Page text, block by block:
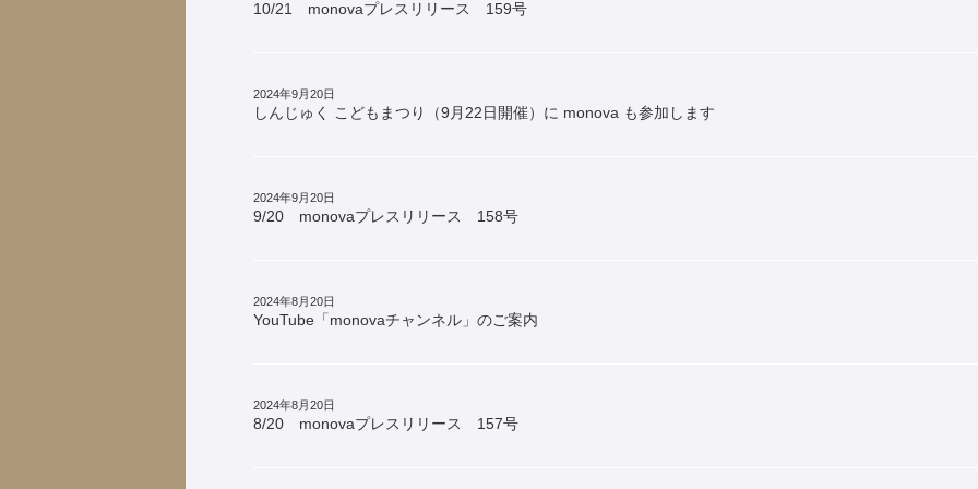
10/21 monovaプレスリリース 159号
2024年9月20日
しんじゅく こどもまつり（9月22日開催）に monova も参加します
2024年9月20日
9/20 monovaプレスリリース 158号
2024年8月20日
YouTube「monovaチャンネル」のご案内
2024年8月20日
8/20 monovaプレスリリース 157号